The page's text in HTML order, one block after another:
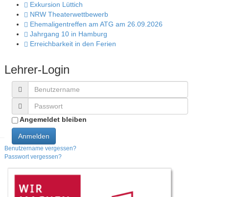
Exkursion Lüttich
NRW Theaterwettbewerb
Ehemaligentreffen am ATG am 26.09.2026
Jahrgang 10 in Hamburg
Erreichbarkeit in den Ferien
Lehrer-Login
Angemeldet bleiben
Anmelden
Benutzername vergessen?
Passwort vergessen?